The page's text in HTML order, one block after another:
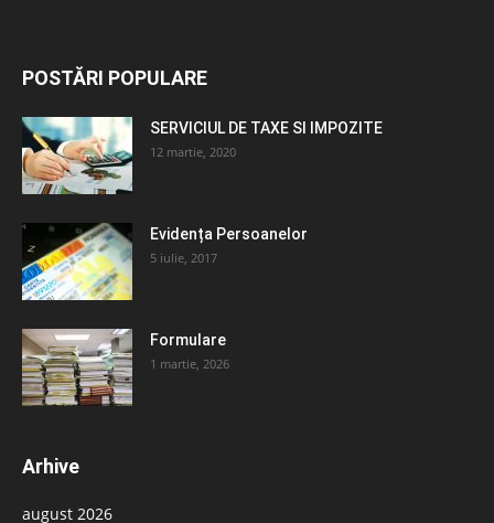
POSTĂRI POPULARE
SERVICIUL DE TAXE SI IMPOZITE
12 martie, 2020
Evidența Persoanelor
5 iulie, 2017
Formulare
1 martie, 2026
Arhive
august 2026